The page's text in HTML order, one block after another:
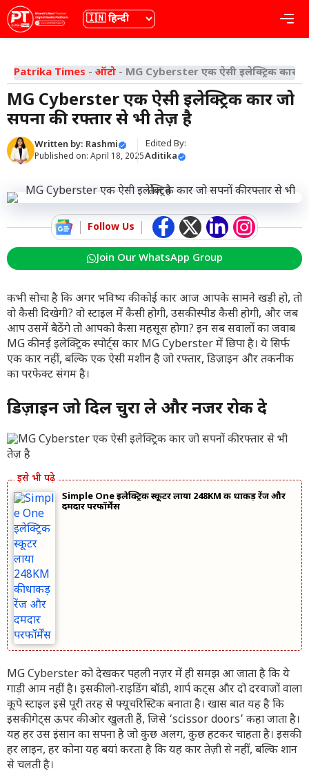
Skip
to
content
भाषा
Patrika Times - ऑटो - MG Cyberster एक ऐसी इलेक्ट्रिक कार
MG Cyberster एक ऐसी इलेक्ट्रिक कार जो
सपनों की रफ्तार से भी तेज़ है
Written by: Rashmi
Published on: April 18, 2025
Edited By:
Aditika
Follow Us
Join Our WhatsApp Group
कभी सोचा है कि अगर भविष्य की कोई कार आज आपके सामने खड़ी हो, तो
वो कैसी दिखेगी? वो स्टाइल में कैसी होगी, उसकी स्पीड कैसी होगी, और जब
आप उसमें बैठेंगे तो आपको कैसा महसूस होगा? इन सब सवालों का जवाब
MG की नई इलेक्ट्रिक स्पोर्ट्स कार MG Cyberster में छिपा है। ये सिर्फ
एक कार नहीं, बल्कि एक ऐसी मशीन है जो रफ्तार, डिज़ाइन और तकनीक
का परफेक्ट संगम है।
डिज़ाइन जो दिल चुरा ले और नजरें रोक दे
Simple One इलेक्ट्रिक स्कूटर लाया 248KM की धाकड़ रेंज और
दमदार परफॉर्मेंस
MG Cyberster को देखकर पहली नज़र में ही समझ आ जाता है कि ये
गाड़ी आम नहीं है। इसकी लो-राइडिंग बॉडी, शार्प कट्स और दो दरवाजों वाला
कूपे स्टाइल इसे पूरी तरह से फ्यूचरिस्टिक बनाता है। खास बात यह है कि
इसकी गेट्स ऊपर की ओर खुलती हैं, जिसे ‘scissor doors’ कहा जाता है।
यह हर उस इंसान का सपना है जो कुछ अलग, कुछ हटकर चाहता है। इसकी
हर लाइन, हर कोना यह बयां करता है कि यह कार तेज़ी से नहीं, बल्कि शान
से चलती है।